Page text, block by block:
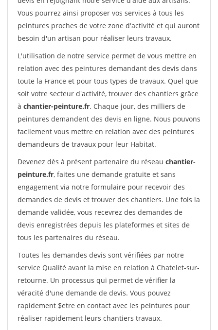
Vous pourrez ainsi proposer vos services à tous les
peintures proches de votre zone d'activité et qui auront
besoin d'un artisan pour réaliser leurs travaux.
L'utilisation de notre service permet de vous mettre en
relation avec des peintures demandant des devis dans
toute la France et pour tous types de travaux. Quel que
soit votre secteur d'activité, trouver des chantiers grâce
à chantier-peinture.fr. Chaque jour, des milliers de
peintures demandent des devis en ligne. Nous pouvons
facilement vous mettre en relation avec des peintures
demandeurs de travaux pour leur Habitat.
Devenez dès à présent partenaire du réseau chantier-
peinture.fr, faites une demande gratuite et sans
engagement via notre formulaire pour recevoir des
demandes de devis et trouver des chantiers. Une fois la
demande validée, vous recevrez des demandes de
devis enregistrées depuis les plateformes et sites de
tous les partenaires du réseau.
Toutes les demandes devis sont vérifiées par notre
service Qualité avant la mise en relation à Chatelet-sur-
retourne. Un processus qui permet de vérifier la
véracité d'une demande de devis. Vous pouvez
rapidement $etre en contact avec les peintures pour
réaliser rapidement leurs chantiers travaux.